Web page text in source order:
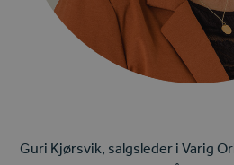
Guri Kjørsvik, salgsleder i Varig